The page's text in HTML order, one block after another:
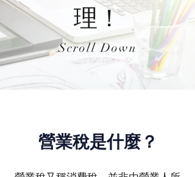
理！
Scroll Down
​營業稅是什麼？